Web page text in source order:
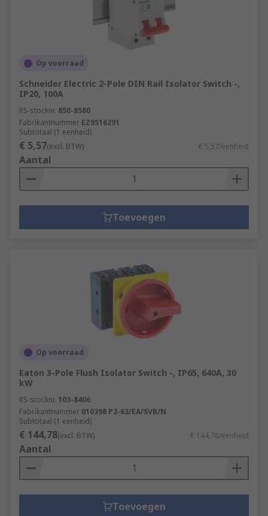
Op voorraad
Schneider Electric 2-Pole DIN Rail Isolator Switch -,
IP20, 100A
RS-stocknr. 850-8580
Fabrikantnummer EZ9S16291
Subtotaal (1 eenheid)
€ 5,57(excl. BTW) € 5,57/eenheid
Aantal
Toevoegen
Op voorraad
Eaton 3-Pole Flush Isolator Switch -, IP65, 640A, 30
kW
RS-stocknr. 103-8406
Fabrikantnummer 010398 P3-63/EA/SVB/N
Subtotaal (1 eenheid)
€ 144,78(excl. BTW) € 144,78/eenheid
Aantal
Toevoegen